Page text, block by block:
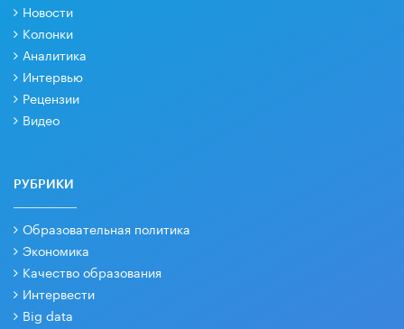
Новости
Колонки
Аналитика
Интервью
Рецензии
Видео
РУБРИКИ
Образовательная политика
Экономика
Качество образования
Интервести
Big data